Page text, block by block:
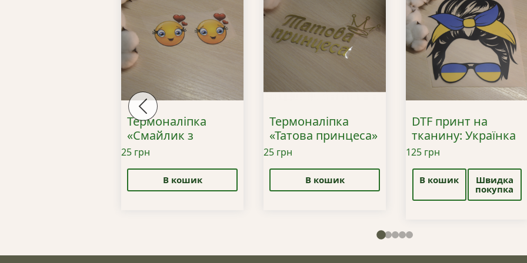
Previous
Термоналіпка
«Смайлик з
сердечком»
25 грн
В кошик
Термоналіпка
«Татова принцеса»
25 грн
В кошик
DTF принт на
тканину: Українка
125 грн
В кошик
Швидка
покупка